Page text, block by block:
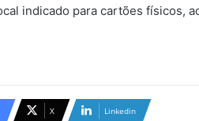
indicado para cartões físicos,
X Linkedin